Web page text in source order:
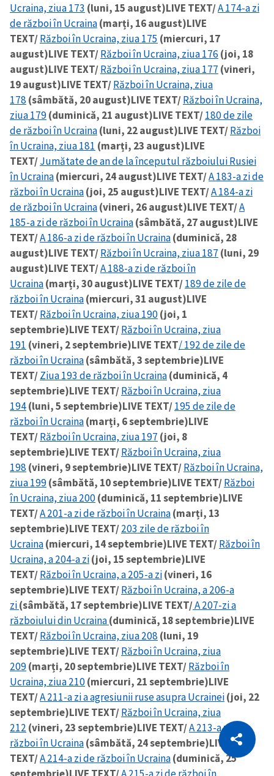
Copiază Link
Ucraina, ziua 173 (luni, 15 august)LIVE TEXT/A 174-a zi
de război în Ucraina(marți, 16 august)LIVE
TEXT/Război în Ucraina, ziua 175 (miercuri, 17
august)LIVE TEXT/Război în Ucraina, ziua 176 (joi, 18
august)LIVE TEXT/Război în Ucraina, ziua 177 (vineri,
19 august)LIVE TEXT/Război în Ucraina, ziua
178 (sâmbătă, 20 august)LIVE TEXT/Război în Ucraina,
ziua 179(duminică, 21 august)LIVE TEXT/180 de zile
de război în Ucraina(luni, 22 august)LIVE TEXT/Război
în Ucraina, ziua 181 (marți, 23 august)LIVE
TEXT/Jumătate de an de la începutul războiului Rusiei
în Ucraina(miercuri, 24 august)LIVE TEXT/A 183-a zi de
război în Ucraina(joi, 25 august)LIVE TEXT/A 184-a zi
de război în Ucraina(vineri, 26 august)LIVE TEXT/A
185-a zi de război în Ucraina(sâmbătă, 27 august)LIVE
TEXT/A 186-a zi de război în Ucraina(duminică, 28
august)LIVE TEXT/Război în Ucraina, ziua 187 (luni, 29
august)LIVE TEXT/A 188-a zi de război în
Ucraina(marți, 30 august)LIVE TEXT/189 de zile de
război în Ucraina(miercuri, 31 august)LIVE
TEXT/Război în Ucraina, ziua 190(joi, 1
septembrie)LIVE TEXT/Război în Ucraina, ziua
191 (vineri, 2 septembrie)LIVE TEXT/ 192 de zile de
război în Ucraina(sâmbătă, 3 septembrie)LIVE
TEXT/Ziua 193 de război în Ucraina(duminică, 4
septembrie)LIVE TEXT/Război în Ucraina, ziua
194(luni, 5 septembrie)LIVE TEXT/195 de zile de
război în Ucraina(marți, 6 septembrie)LIVE
TEXT/Război în Ucraina, ziua 197 (joi, 8
septembrie)LIVE TEXT/Război în Ucraina, ziua
198 (vineri, 9 septembrie)LIVE TEXT/Război în Ucraina,
ziua 199(sâmbătă, 10 septembrie)LIVE TEXT/Război
în Ucraina, ziua 200(duminică, 11 septembrie)LIVE
TEXT/A 201-a zi de război în Ucraina(marți, 13
septembrie)LIVE TEXT/203 zile de război în
Ucraina(miercuri, 14 septembrie)LIVE TEXT/Război în
Ucraina, a 204-a zi(joi, 15 septembrie)LIVE
TEXT/Război în Ucraina, a 205-a zi(vineri, 16
septembrie)LIVE TEXT/Război în Ucraina, a 206-a
zi(sâmbătă, 17 septembrie)LIVE TEXT/A 207-zi a
războiului din Ucraina(duminică, 18 septembrie)LIVE
TEXT/Război în Ucraina, ziua 208 (luni, 19
septembrie)LIVE TEXT/Război în Ucraina, ziua
209(marți, 20 septembrie)LIVE TEXT/Război în
Ucraina, ziua 210(miercuri, 21 septembrie)LIVE
TEXT/A 211-a zi a agresiunii ruse asupra Ucrainei(joi, 22
septembrie)LIVE TEXT/Război în Ucraina, ziua
212 (vineri, 23 septembrie)LIVE TEXT/A 213-a zi de
război în Ucraina(sâmbătă, 24 septembrie)LIVE
TEXT/A 214-a zi de război în Ucraina(duminică, 25
Citește articolul